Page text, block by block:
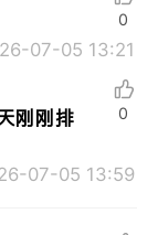
07-05 13:21
0
刚刚排
07-05 13:59
0